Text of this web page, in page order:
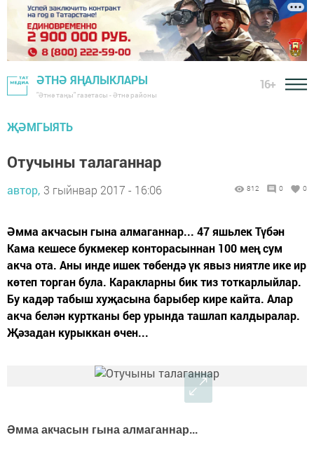
ӘТНӘ ЯҢАЛЫКЛАРЫ
"Әтнә таңы" газетасы - Әтнә районы
16+
ҖӘМГЫЯТЬ
Отучыны талаганнар
автор, 3 гыйнвар 2017 - 16:06 812 0 0
Әмма акчасын гына алмаганнар... 47 яшьлек Түбән
Кама кешесе букмекер конторасыннан 100 мең сум
акча ота. Аны инде ишек төбендә үк явыз ниятле ике ир
көтеп торган була. Каракларны бик тиз тоткарлыйлар.
Бу кадәр табыш хуҗасына барыбер кире кайта. Алар
акча белән куртканы бер урында ташлап калдыралар.
Җәзадан курыккан өчен...
Әмма акчасын гына алмаганнар...